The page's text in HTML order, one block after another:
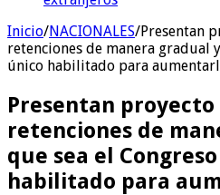
Inicio/NACIONALES/Presentan
retenciones de manera gradual
único habilitado para
Presentan
retenciones de
que sea el
habilitado para